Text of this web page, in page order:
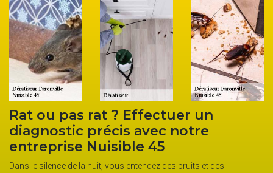
Rat ou pas rat ? Effectuer un
diagnostic précis avec notre
entreprise Nuisible 45
Dans le silence de la nuit, vous entendez des bruits et des